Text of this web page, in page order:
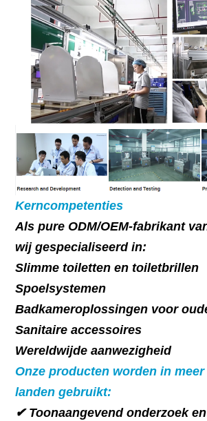
Kerncompetenties
Als pure ODM/OEM-fabrikant
wij gespecialiseerd in:
Slimme toiletten en toiletbrillen
Spoelsystemen
Badkameroplossingen voor
Sanitaire accessoires
Wereldwijde aanwezigheid
Onze producten worden in meer
landen gebruikt:
✔ Toonaangevend onderzoek